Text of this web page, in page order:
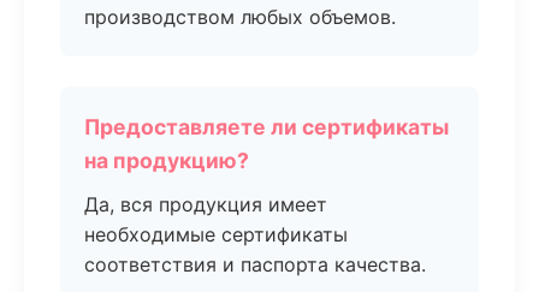
производством любых объемов.
Предоставляете ли сертификаты
на продукцию?
Да, вся продукция имеет
необходимые сертификаты
соответствия и паспорта качества.